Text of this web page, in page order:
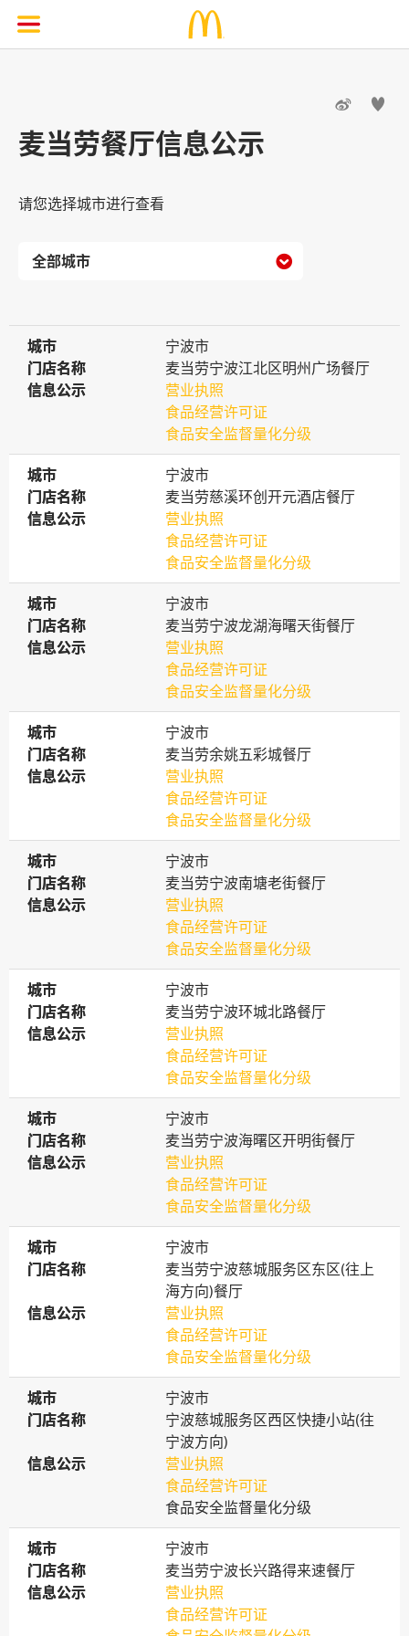
 
麦当劳餐厅信息公示
请您选择城市进行查看

城市
城市
宁波市
门店名称
门店名称
麦当劳宁波江北区明州广场餐厅
信息公示
信息公示
营业执照
食品经营许可证
食品安全监督量化分级
城市
城市
宁波市
门店名称
门店名称
麦当劳慈溪环创开元酒店餐厅
信息公示
信息公示
营业执照
食品经营许可证
食品安全监督量化分级
城市
城市
宁波市
门店名称
门店名称
麦当劳宁波龙湖海曙天街餐厅
信息公示
信息公示
营业执照
食品经营许可证
食品安全监督量化分级
城市
城市
宁波市
门店名称
门店名称
麦当劳余姚五彩城餐厅
信息公示
信息公示
营业执照
食品经营许可证
食品安全监督量化分级
城市
城市
宁波市
门店名称
门店名称
麦当劳宁波南塘老街餐厅
信息公示
信息公示
营业执照
食品经营许可证
食品安全监督量化分级
城市
城市
宁波市
门店名称
门店名称
麦当劳宁波环城北路餐厅
信息公示
信息公示
营业执照
食品经营许可证
食品安全监督量化分级
城市
城市
宁波市
门店名称
门店名称
麦当劳宁波海曙区开明街餐厅
信息公示
信息公示
营业执照
食品经营许可证
食品安全监督量化分级
城市
城市
宁波市
门店名称
门店名称
麦当劳宁波慈城服务区东区(往上
海方向)餐厅
信息公示
信息公示
营业执照
食品经营许可证
食品安全监督量化分级
城市
城市
宁波市
门店名称
门店名称
宁波慈城服务区西区快捷小站(往
宁波方向)
信息公示
信息公示
营业执照
食品经营许可证
食品安全监督量化分级
城市
城市
宁波市
门店名称
门店名称
麦当劳宁波长兴路得来速餐厅
信息公示
信息公示
营业执照
食品经营许可证